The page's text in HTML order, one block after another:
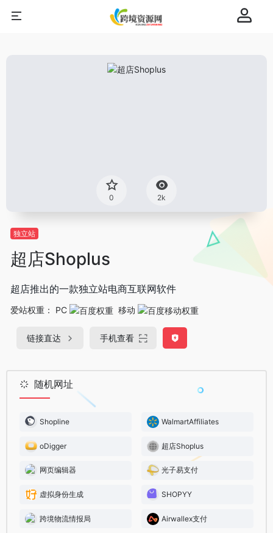
0 2k
独立站
超店Shoplus
超店推出的一款独立站电商互联网软件
爱站权重： PC 移动
链接直达 手机查看
随机网址
Shopline WalmartAffiliates
oDigger 超店Shoplus
网页编辑器 光子易支付
虚拟身份生成 SHOPYY
跨境物流情报局 Airwallex支付